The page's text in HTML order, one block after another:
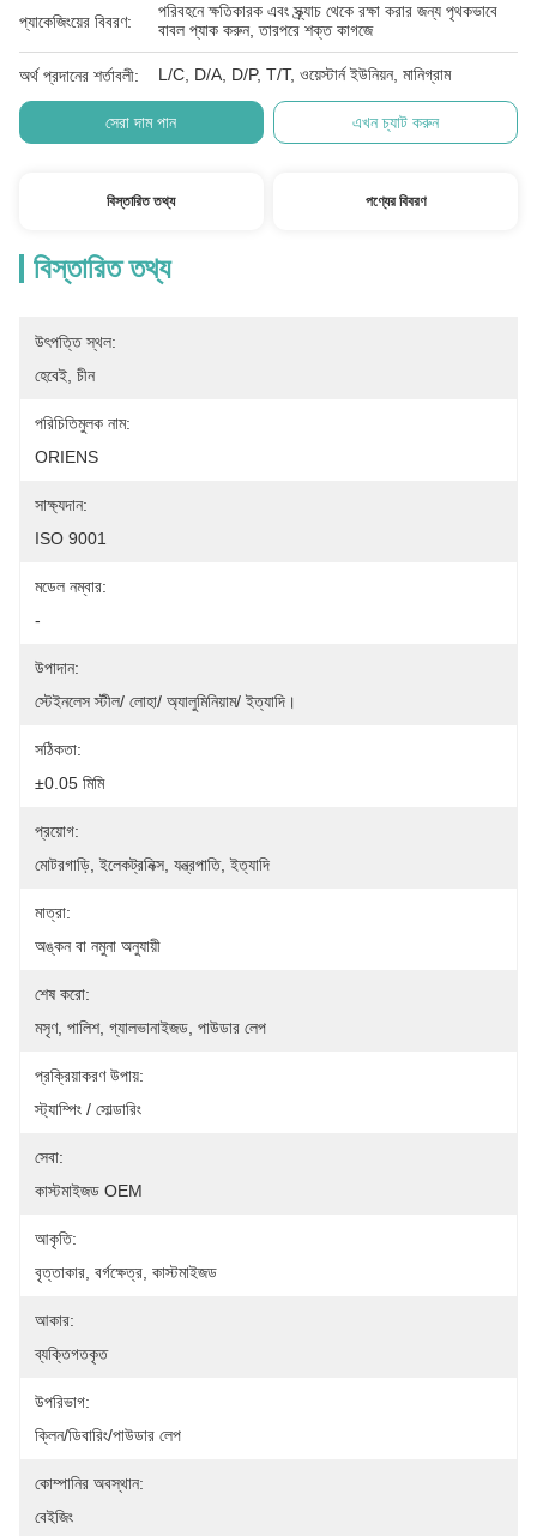
প্যাকেজিংয়ের বিবরণ:
পরিবহনে ক্ষতিকারক এবং স্ক্র্যাচ থেকে রক্ষা করার জন্য পৃথকভাবে
বাবল প্যাক করুন, তারপরে শক্ত কাগজে
অর্থ প্রদানের শর্তাবলী: L/C, D/A, D/P, T/T, ওয়েস্টার্ন ইউনিয়ন, মানিগ্রাম
সেরা দাম পান এখন চ্যাট করুন
বিস্তারিত তথ্য পণ্যের বিবরণ
বিস্তারিত তথ্য
উৎপত্তি স্থল:
হেবেই, চীন
পরিচিতিমুলক নাম:
ORIENS
সাক্ষ্যদান:
ISO 9001
মডেল নম্বার:
-
উপাদান:
স্টেইনলেস স্টীল/ লোহা/ অ্যালুমিনিয়াম/ ইত্যাদি।
সঠিকতা:
±0.05 মিমি
প্রয়োগ:
মোটরগাড়ি, ইলেকট্রনিক্স, যন্ত্রপাতি, ইত্যাদি
মাত্রা:
অঙ্কন বা নমুনা অনুযায়ী
শেষ করো:
মসৃণ, পালিশ, গ্যালভানাইজড, পাউডার লেপ
প্রক্রিয়াকরণ উপায়:
স্ট্যাম্পিং / সোল্ডারিং
সেবা:
কাস্টমাইজড OEM
আকৃতি:
বৃত্তাকার, বর্গক্ষেত্র, কাস্টমাইজড
আকার:
ব্যক্তিগতকৃত
উপরিভাগ:
ক্লিন/ডিবারিং/পাউডার লেপ
কোম্পানির অবস্থান:
বেইজিং